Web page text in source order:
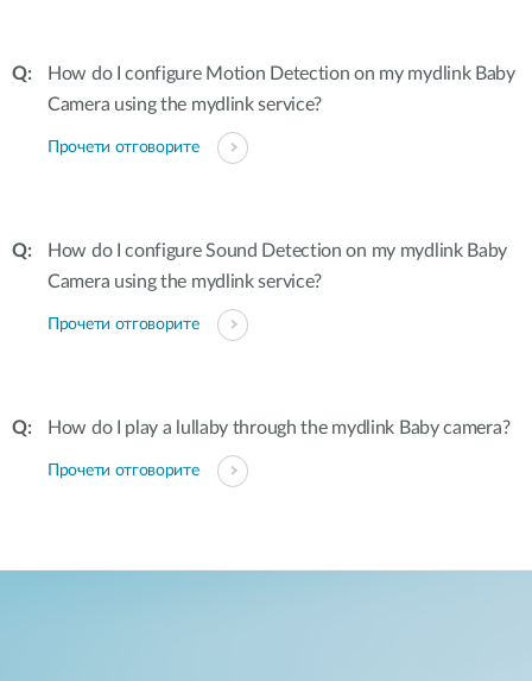
How do I configure Motion Detection on my mydlink Baby
Camera using the mydlink service?
Прочети отговорите
How do I configure Sound Detection on my mydlink Baby
Camera using the mydlink service?
Прочети отговорите
How do I play a lullaby through the mydlink Baby camera?
Прочети отговорите